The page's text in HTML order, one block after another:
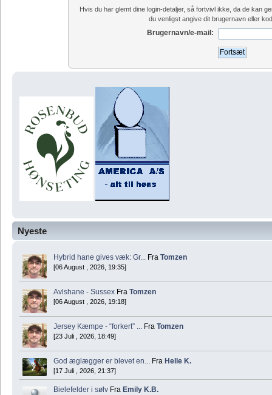
Nyeste
Hybrid hane gives væk: Gr... Fra Tomzen
[06 August , 2026, 19:35]
Avlshane - Sussex Fra Tomzen
[06 August , 2026, 19:18]
Jersey Kæmpe - “forkert” ... Fra Tomzen
[23 Juli , 2026, 18:49]
God æglægger er blevet en... Fra Helle K.
[17 Juli , 2026, 21:37]
Bielefelder i sølv Fra Emily K.B.
Hvis du har glemt dine login-detaljer, så fortvivl ikke, da de kan
du venligst angive dit brugernavn eller
Brugernavn/e-mail: